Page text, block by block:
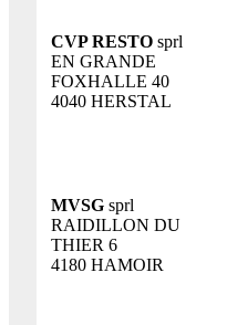
CVP RESTO sprl
EN GRANDE
FOXHALLE 40
4040 HERSTAL
MVSG sprl
RAIDILLON DU
THIER 6
4180 HAMOIR